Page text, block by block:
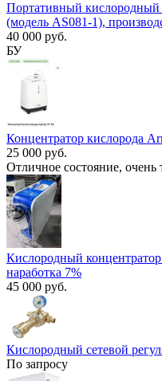
Портативный кислородный
(модель AS081-1),
40 000 руб.
БУ
Концентратор кислорода
25 000 руб.
Отличное состояние, очень
Кислородный
наработка 7%
45 000 руб.
Кислородный сетевой
По запросу